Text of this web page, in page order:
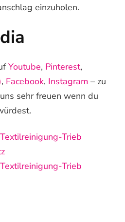
einzuholen.
Youtube, Pinterest,
, Facebook, Instagram – zu
sehr freuen wenn du
Trieb
Trieb